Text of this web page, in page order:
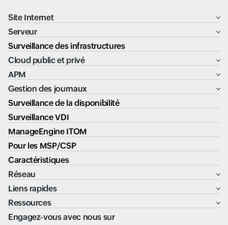
Site Internet
Serveur
Surveillance des infrastructures
Cloud public et privé
APM
Gestion des journaux
Surveillance de la disponibilité
Surveillance VDI
ManageEngine ITOM
Pour les MSP/CSP
Caractéristiques
Réseau
Liens rapides
Ressources
Engagez-vous avec nous sur